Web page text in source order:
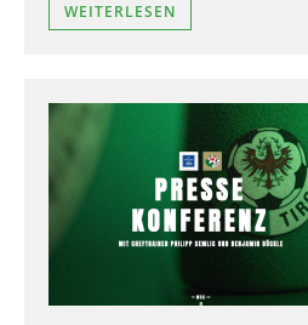
WEITERLESEN